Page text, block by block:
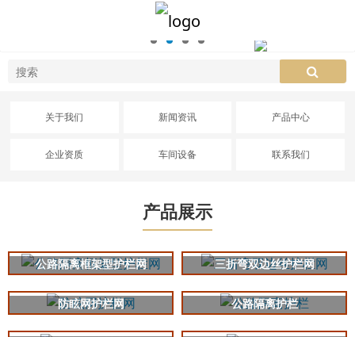
关于我们 新闻资讯 产品中心
企业资质 车间设备 联系我们
产品展示
公路隔离框架型护栏网 三折弯双边丝护栏网
防眩网护栏网 公路隔离护栏